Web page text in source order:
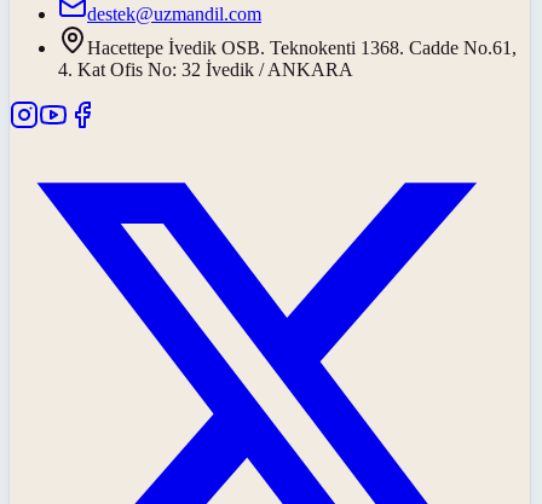
destek@uzmandil.com
Hacettepe İvedik OSB. Teknokenti 1368. Cadde No.61,
4. Kat Ofis No: 32 İvedik / ANKARA